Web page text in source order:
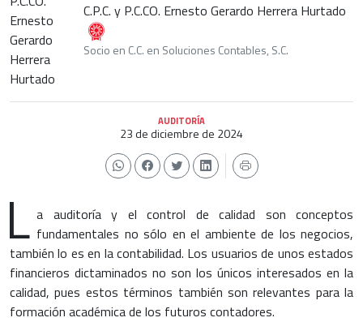
C.P.C. y P.C.CO. Ernesto Gerardo Herrera Hurtado
Socio en C.C. en Soluciones Contables, S.C.
AUDITORÍA
23 de diciembre de 2024
L a auditoría y el control de calidad son conceptos
fundamentales no sólo en el ambiente de los negocios,
también lo es en la contabilidad. Los usuarios de unos estados
financieros dictaminados no son los únicos interesados en la
calidad, pues estos términos también son relevantes para la
formación académica de los futuros contadores.